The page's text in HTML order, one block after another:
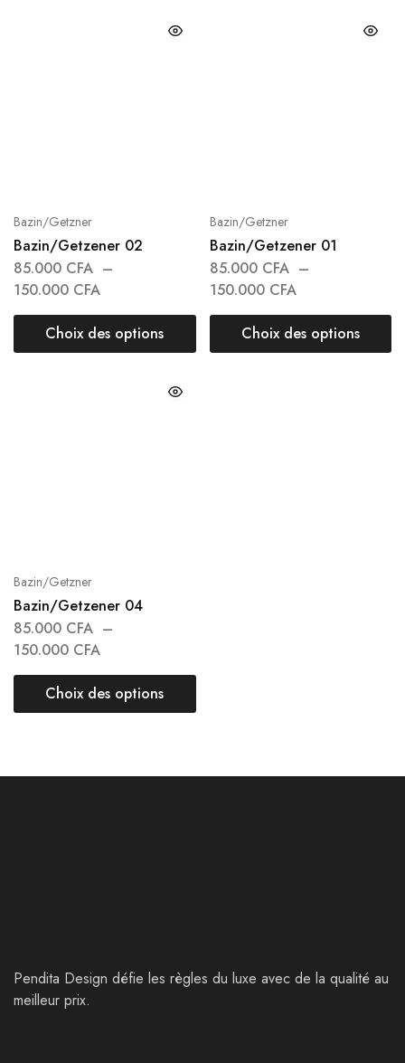
Bazin/Getzner
Bazin/Getzener 02
85.000 CFA –
150.000 CFA
Choix des options
Bazin/Getzner
Bazin/Getzener 01
85.000 CFA –
150.000 CFA
Choix des options
Bazin/Getzner
Bazin/Getzener 04
85.000 CFA –
150.000 CFA
Choix des options
Pendita Design défie les règles du luxe avec de la qualité au
meilleur prix.